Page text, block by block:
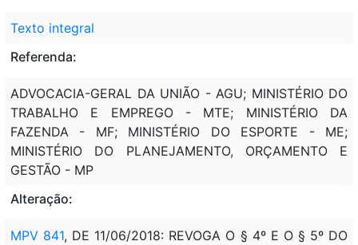
Texto integral
Referenda:
ADVOCACIA-GERAL DA UNIÃO - AGU; MINISTÉRIO DO
TRABALHO E EMPREGO - MTE; MINISTÉRIO DA
FAZENDA - MF; MINISTÉRIO DO ESPORTE - ME;
MINISTÉRIO DO PLANEJAMENTO, ORÇAMENTO E
GESTÃO - MP
Alteração:
MPV 841, DE 11/06/2018: REVOGA O § 4º E O § 5º DO